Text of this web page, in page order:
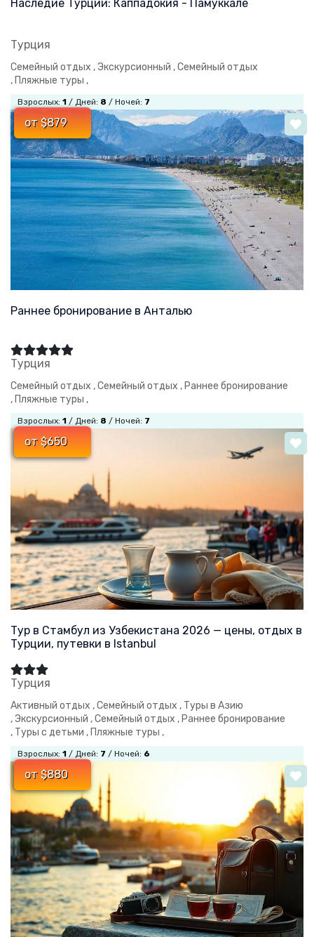
Наследие Турции: Каппадокия - Памуккале
Турция
Семейный отдых ,Экскурсионный ,Семейный отдых
, Пляжные туры ,
Взрослых: 1 / Дней: 8 / Ночей: 7
от $879
Раннее бронирование в Анталью
Турция
Семейный отдых ,Семейный отдых , Раннее бронирование
, Пляжные туры ,
Взрослых: 1 / Дней: 8 / Ночей: 7
от $650
Тур в Стамбул из Узбекистана 2026 — цены, отдых в
Турции, путевки в Istanbul
Турция
Активный отдых ,Семейный отдых , Туры в Азию
,Экскурсионный ,Семейный отдых , Раннее бронирование
, Туры с детьми , Пляжные туры ,
Взрослых: 1 / Дней: 7 / Ночей: 6
от $880